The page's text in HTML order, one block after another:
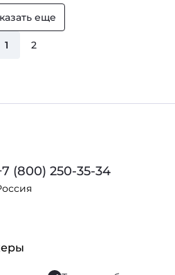
еще
1 2
(800) 250-35-34